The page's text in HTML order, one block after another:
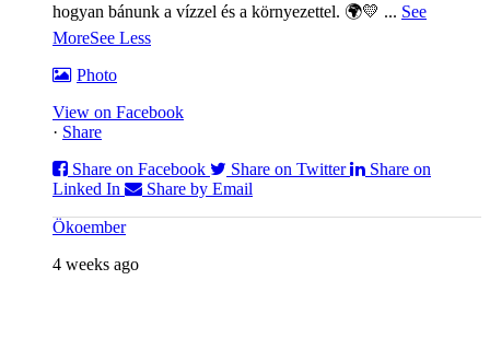
hogyan bánunk a vízzel és a környezettel. 🌍💛 ... See
MoreSee Less
Photo
View on Facebook
· Share
Share on Facebook
Share on Twitter
Share on
Linked In
Share by Email
Ökoember
4 weeks ago